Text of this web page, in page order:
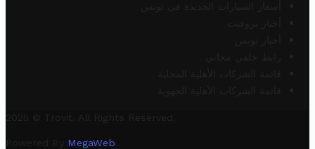
أسعار السيارات الجديدة في تونس
أخبار تروفيت
أخبار تونس
رابط خلفي مجاني
قائمة الشركات الأهلية المحلية
قائمة الشركات الأهلية الجهوية
2025 © Trovit. All Rights Reserved.
Powered By MegaWeb